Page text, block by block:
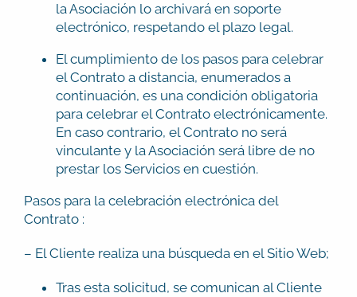
la Asociación lo archivará en soporte
electrónico, respetando el plazo legal.
El cumplimiento de los pasos para celebrar
el Contrato a distancia, enumerados a
continuación, es una condición obligatoria
para celebrar el Contrato electrónicamente.
En caso contrario, el Contrato no será
vinculante y la Asociación será libre de no
prestar los Servicios en cuestión.
Pasos para la celebración electrónica del
Contrato :
– El Cliente realiza una búsqueda en el Sitio Web;
Tras esta solicitud, se comunican al Cliente